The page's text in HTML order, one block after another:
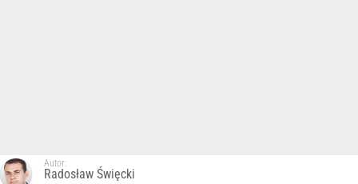
Autor:
Radosław Święcki